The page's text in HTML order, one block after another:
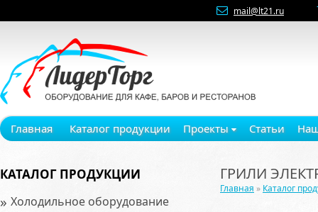
mail@lt21.ru
Главная Каталог продукции Проекты Статьи
КАТАЛОГ ПРОДУКЦИИ
» Холодильное оборудование
ГРИЛИ
Главная » Каталог